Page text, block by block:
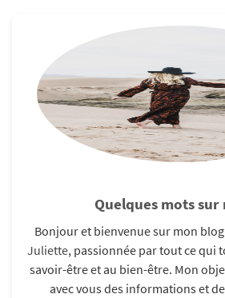
Quelques mots sur
Bonjour et bienvenue sur mon blog
Juliette, passionnée par tout ce qui
savoir-être et au bien-être. Mon
avec vous des informations et